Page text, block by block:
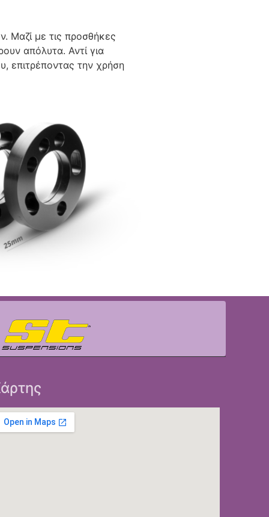
Μαζί με τις προσθήκες
απόλυτα. Αντί για
επιτρέποντας την χρήση